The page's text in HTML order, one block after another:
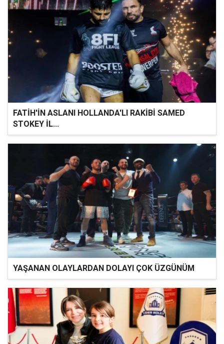
FATİH'İN ASLANI HOLLANDA'LI RAKİBİ SAMED
STOKEY İL...
YAŞANAN OLAYLARDAN DOLAYI ÇOK ÜZGÜNÜM